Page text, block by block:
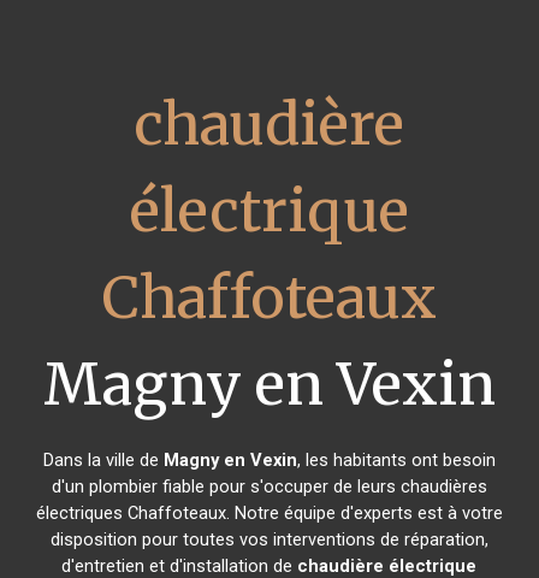
chaudière
électrique
Chaffoteaux
Magny en Vexin
Dans la ville de Magny en Vexin, les habitants ont besoin
d'un plombier fiable pour s'occuper de leurs chaudières
électriques Chaffoteaux. Notre équipe d'experts est à votre
disposition pour toutes vos interventions de réparation,
d'entretien et d'installation de chaudière électrique